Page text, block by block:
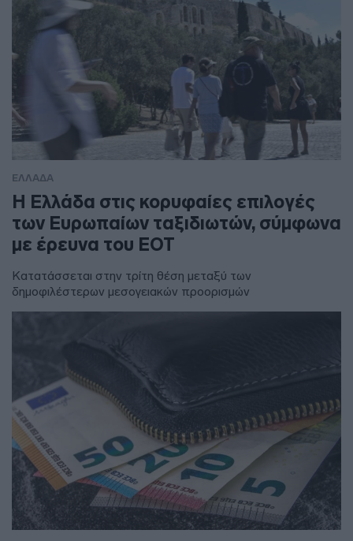
ΕΛΛΑΔΑ
Η Ελλάδα στις κορυφαίες επιλογές
των Ευρωπαίων ταξιδιωτών, σύμφωνα
με έρευνα του ΕΟΤ
Κατατάσσεται στην τρίτη θέση μεταξύ των
δημοφιλέστερων μεσογειακών προορισμών